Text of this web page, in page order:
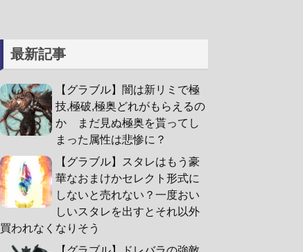
最新記事
【グラブル】闇は新リミで極
技,極破,極奥どれがもらえるの
か まだ見ぬ極奥を貰ってし
まった属性は悲惨に？
【グラブル】スタレはもう豪
華なおまけかセレクト形式に
しないと売れない？一度おい
しいスタレを出すとそれ以外
買われなくなりそう